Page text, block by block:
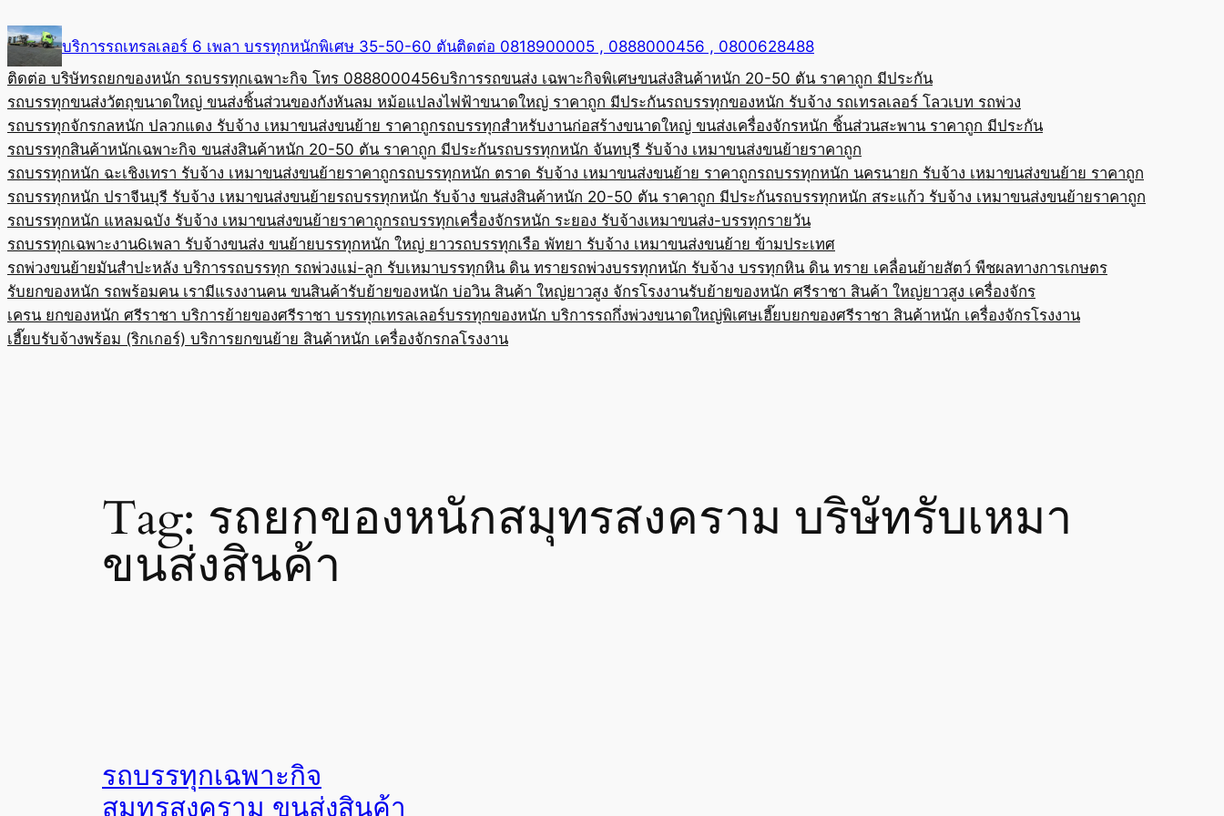
to
content
บริการรถเทรลเลอร์ 6 เพลา บรรทุกหนักพิเศษ 35-50-60 ตันติดต่อ 0818900005 , 0888000456 , 0800628488
ติดต่อ บริษัทรถยกของหนัก รถบรรทุกเฉพาะกิจ โทร 0888000456บริการรถขนส่ง เฉพาะกิจพิเศษขนส่งสินค้าหนัก 20-50 ตัน ราคาถูก มีประกัน
รถบรรทุกขนส่งวัตถุขนาดใหญ่ ขนส่งชิ้นส่วนของกังหันลม หม้อแปลงไฟฟ้าขนาดใหญ่ ราคาถูก มีประกันรถบรรทุกของหนัก รับจ้าง รถเทรลเลอร์ โลวเบท รถพ่วง
รถบรรทุกจักรกลหนัก ปลวกแดง รับจ้าง เหมาขนส่งขนย้าย ราคาถูกรถบรรทุกสำหรับงานก่อสร้างขนาดใหญ่ ขนส่งเครื่องจักรหนัก ชิ้นส่วนสะพาน ราคาถูก มีประกัน
รถบรรทุกสินค้าหนักเฉพาะกิจ ขนส่งสินค้าหนัก 20-50 ตัน ราคาถูก มีประกันรถบรรทุกหนัก จันทบุรี รับจ้าง เหมาขนส่งขนย้ายราคาถูก
รถบรรทุกหนัก ฉะเชิงเทรา รับจ้าง เหมาขนส่งขนย้ายราคาถูกรถบรรทุกหนัก ตราด รับจ้าง เหมาขนส่งขนย้าย ราคาถูกรถบรรทุกหนัก นครนายก รับจ้าง เหมาขนส่งขนย้าย ราคาถูก
รถบรรทุกหนัก ปราจีนบุรี รับจ้าง เหมาขนส่งขนย้ายรถบรรทุกหนัก รับจ้าง ขนส่งสินค้าหนัก 20-50 ตัน ราคาถูก มีประกันรถบรรทุกหนัก สระแก้ว รับจ้าง เหมาขนส่งขนย้ายราคาถูก
รถบรรทุกหนัก แหลมฉบัง รับจ้าง เหมาขนส่งขนย้ายราคาถูกรถบรรทุกเครื่องจักรหนัก ระยอง รับจ้างเหมาขนส่ง-บรรทุกรายวัน
รถบรรทุกเฉพาะงาน6เพลา รับจ้างขนส่ง ขนย้ายบรรทุกหนัก ใหญ่ ยาวรถบรรทุกเรือ พัทยา รับจ้าง เหมาขนส่งขนย้าย ข้ามประเทศ
รถพ่วงขนย้ายมันสำปะหลัง บริการรถบรรทุก รถพ่วงแม่-ลูก รับเหมาบรรทุกหิน ดิน ทรายรถพ่วงบรรทุกหนัก รับจ้าง บรรทุกหิน ดิน ทราย เคลื่อนย้ายสัตว์ พืชผลทางการเกษตร
รับยกของหนัก รถพร้อมคน เรามีแรงงานคน ขนสินค้ารับย้ายของหนัก บ่อวิน สินค้า ใหญ่ยาวสูง จักรโรงงานรับย้ายของหนัก ศรีราชา สินค้า ใหญ่ยาวสูง เครื่องจักร
เครน ยกของหนัก ศรีราชา บริการย้ายของศรีราชา บรรทุกเทรลเลอร์บรรทุกของหนัก บริการรถกึ่งพ่วงขนาดใหญ่พิเศษเฮี๊ยบยกของศรีราชา สินค้าหนัก เครื่องจักรโรงงาน
เฮี๊ยบรับจ้างพร้อม (ริกเกอร์) บริการยกขนย้าย สินค้าหนัก เครื่องจักรกลโรงงาน
Tag: รถยกของหนักสมุทรสงคราม บริษัทรับเหมา
ขนส่งสินค้า
รถบรรทุกเฉพาะกิจ
สมุทรสงคราม ขนส่งสินค้า